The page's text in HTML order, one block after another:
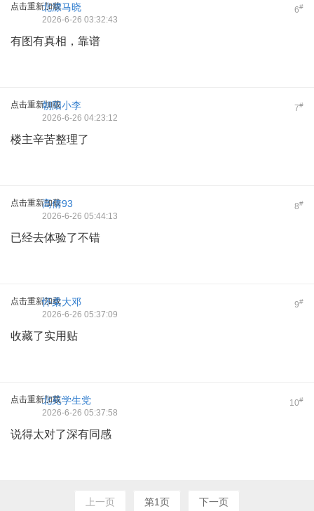
点击重新加载 6#
北漂马晓
2026-6-26 03:32:43
有图有真相，靠谱
点击重新加载 7#
朝阳小李
2026-6-26 04:23:12
楼主辛苦整理了
点击重新加载 8#
高倩93
2026-6-26 05:44:13
已经去体验了不错
点击重新加载 9#
怀柔大邓
2026-6-26 05:37:09
收藏了实用贴
点击重新加载 10#
北苑学生党
2026-6-26 05:37:58
说得太对了深有同感
上一页 第1页 下一页